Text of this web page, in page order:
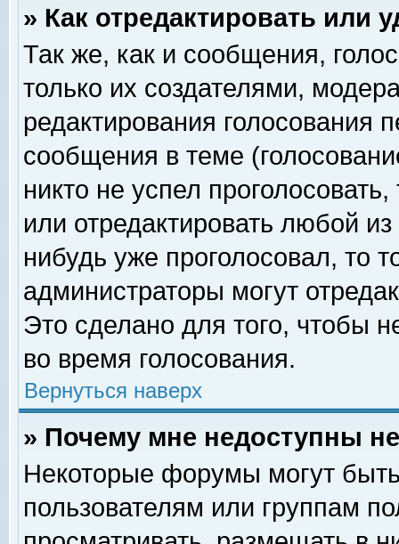
» Как отредактировать или
Так же, как и сообщения,
только их создателями,
редактирования голосования
сообщения в теме
никто не успел
или отредактировать любой
нибудь уже проголосовал, то
администраторы могут
Это сделано для того, чтобы
во время голосования.
Вернуться наверх
» Почему мне недоступны
Некоторые форумы могут
пользователям или группам